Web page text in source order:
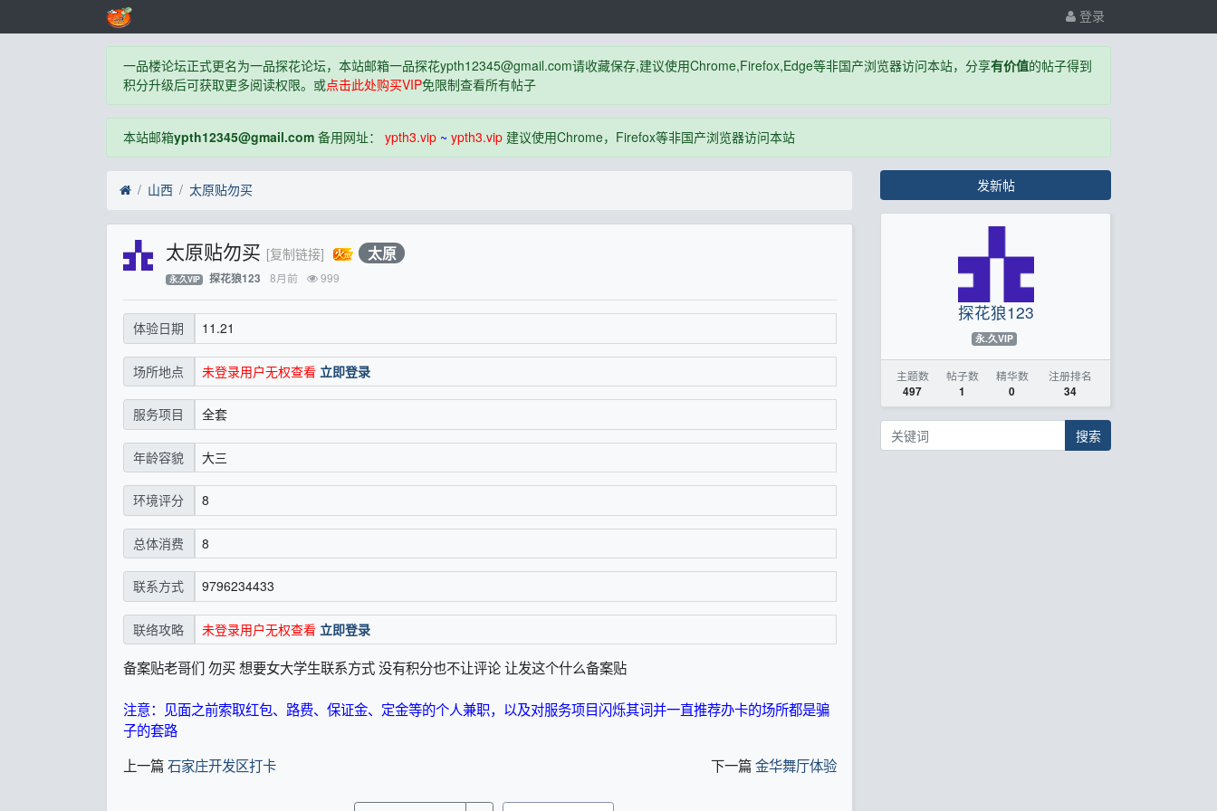
登录
一品楼论坛正式更名为一品探花论坛，本站邮箱一品探花ypth12345@gmail.com请收藏保存,建议使用Chrome,Firefox,Edge等非国产浏览器访问本站，分享有价值的帖子得到
积分升级后可获取更多阅读权限。或点击此处购买VIP免限制查看所有帖子
本站邮箱ypth12345@gmail.com备用网址： ypth3.vip~ ypth3.vip建议使用Chrome，Firefox等非国产浏览器访问本站
山西 太原贴勿买
太原贴勿买 [复制链接] 太原
永.久VIP 探花狼123 8月前 999
体验日期 11.21
场所地点 未登录用户无权查看 立即登录
服务项目 全套
年龄容貌 大三
环境评分 8
总体消费 8
联系方式 9796234433
联络攻略 未登录用户无权查看 立即登录
备案贴老哥们 勿买 想要女大学生联系方式 没有积分也不让评论 让发这个什么备案贴
注意：见面之前索取红包、路费、保证金、定金等的个人兼职，以及对服务项目闪烁其词并一直推荐办卡的场所都是骗
子的套路
上一篇 石家庄开发区打卡 下一篇 金华舞厅体验
发新帖
探花狼123
永.久VIP
主题数
497
帖子数
1
精华数
0
注册排名
34
搜索